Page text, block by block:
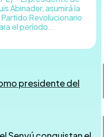
Abinader, asumirá la
Revolucionario
el período...
presidente del